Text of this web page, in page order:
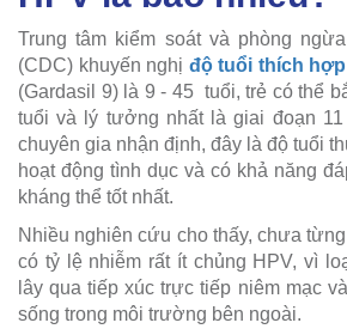
Trung tâm kiểm soát và phòng
(CDC) khuyến nghị độ tuổi thích
(Gardasil 9) là 9 - 45 tuổi, trẻ có thể
tuổi và lý tưởng nhất là giai đoạn
chuyên gia nhận định, đây là độ tuổi
hoạt động tình dục và có khả năng
kháng thể tốt nhất.
Nhiều nghiên cứu cho thấy, chưa
có tỷ lệ nhiễm rất ít chủng HPV, vì
lây qua tiếp xúc trực tiếp niêm mạc
sống trong môi trường bên ngoài.